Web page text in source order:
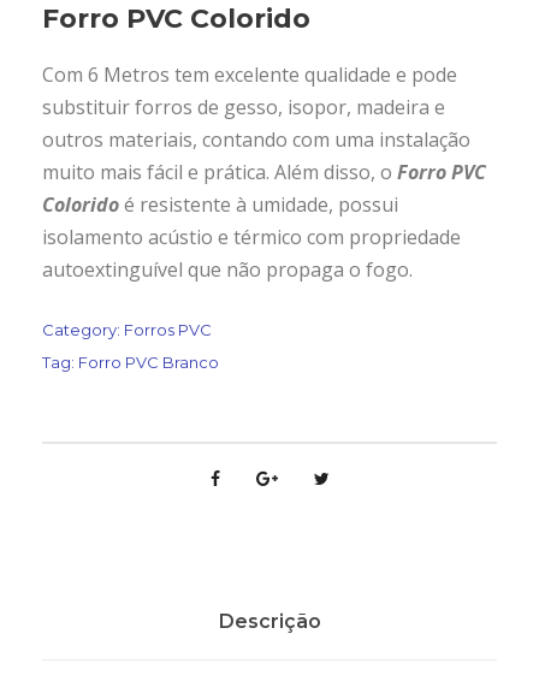
Forro PVC Colorido
Com 6 Metros tem excelente qualidade e pode
substituir forros de gesso, isopor, madeira e
outros materiais, contando com uma instalação
muito mais fácil e prática. Além disso, o Forro PVC
Coloridoé resistente à umidade, possui
isolamento acústio e térmico com propriedade
autoextinguível que não propaga o fogo.
Category: Forros PVC
Tag: Forro PVC Branco
Descrição